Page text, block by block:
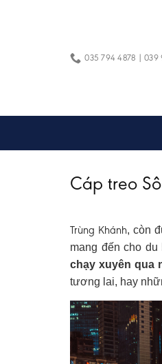
035 794 4878 | 039
Cáp treo
Trùng Khánh, còn
mang đến cho
chạy xuyên qua
tương lai, hay